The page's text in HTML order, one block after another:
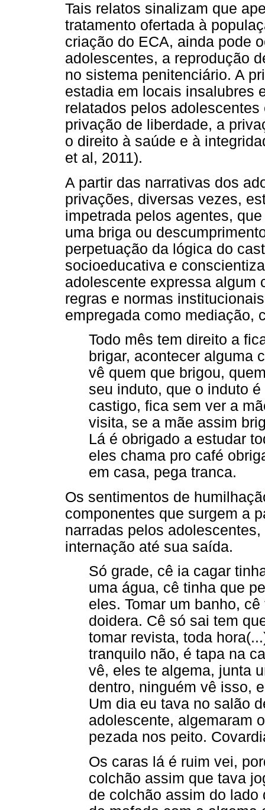
Tais relatos sinalizam que
tratamento ofertada à
criação do ECA, ainda pode
adolescentes, a reprodução
no sistema penitenciário. A
estadia em locais insalubres
relatados pelos
privação de liberdade, a
o direito à saúde e à
et al, 2011).
A partir das narrativas dos
privações, diversas vezes,
impetrada pelos agentes,
uma briga ou
perpetuação da lógica do
socioeducativa e
adolescente expressa algum
regras e normas
empregada como mediação,
Todo mês tem direito a
brigar, acontecer alguma
vê quem que brigou,
seu induto, que o induto
castigo, fica sem ver a
visita, se a mãe assim
Lá é obrigado a estudar
eles chama pro café
em casa, pega tranca.
Os sentimentos de
componentes que surgem a
narradas pelos
internação até sua saída.
Só grade, cê ia cagar
uma água, cê tinha que
eles. Tomar um banho,
doidera. Cê só sai tem
tomar revista, toda
tranquilo não, é tapa na
vê, eles te algema, junta
dentro, ninguém vê isso,
Um dia eu tava no salão
adolescente, algemaram
pezada nos peito.
Os caras lá é ruim vei,
colchão assim que tava
de colchão assim do